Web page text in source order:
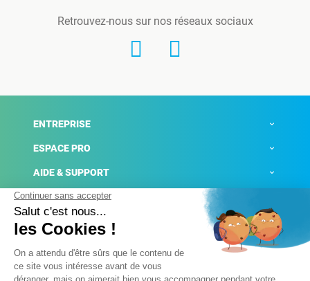
Retrouvez-nous sur nos réseaux sociaux
ENTREPRISE
ESPACE PRO
AIDE & SUPPORT
ACTUALITÉS
Mentions légales